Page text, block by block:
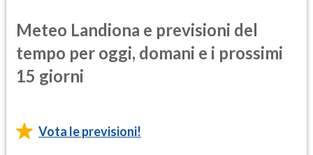
Meteo Landiona e previsioni del
tempo per oggi, domani e i prossimi
15 giorni
Vota le previsioni!